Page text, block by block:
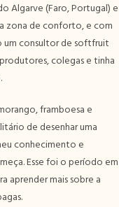
Algarve (Faro, Portugal) e
zona de conforto, e com
um consultor de softfruit
colegas e tinha
framboesa e
de desenhar uma
conhecimento e
Esse foi o período em
aprender mais sobre a